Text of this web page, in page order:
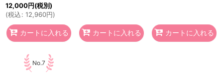
12,000円(税別)
(税込: 12,960円)
カートに入れる カートに入れる カートに入れる
No.7